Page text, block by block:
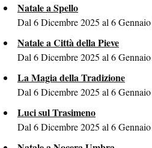
Natale a Spello
Dal 6 Dicembre 2025 al 6
Natale a Città della Pieve
Dal 6 Dicembre 2025 al 6
La Magia della Tradizione
Dal 6 Dicembre 2025 al 6
Luci sul Trasimeno
Dal 6 Dicembre 2025 al 6